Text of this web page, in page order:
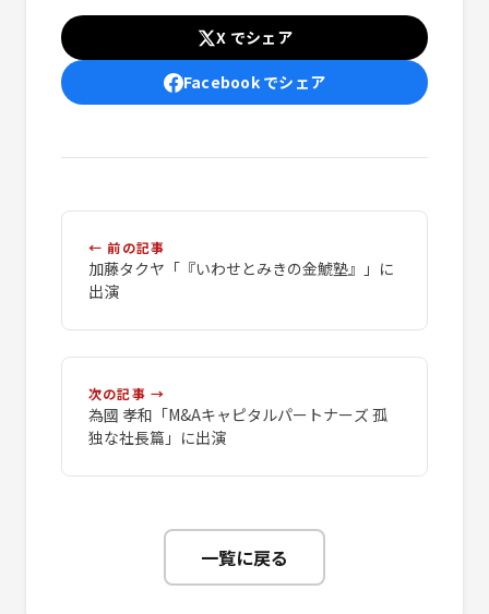
X でシェア
Facebook でシェア
← 前の記事
加藤タクヤ「『いわせとみきの金鯱塾』」に
出演
次の記事 →
為國 孝和「M&Aキャピタルパートナーズ 孤
独な社長篇」に出演
一覧に戻る